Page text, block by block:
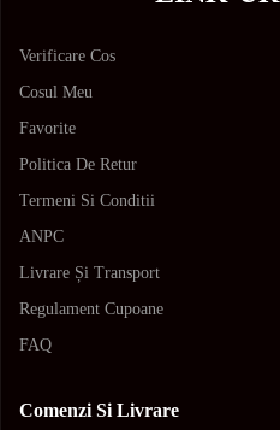
Verificare Cos
Cosul Meu
Favorite
Politica De Retur
Termeni Si Conditii
ANPC
Livrare Și Transport
Regulament Cupoane
FAQ
Comenzi Si Livrare